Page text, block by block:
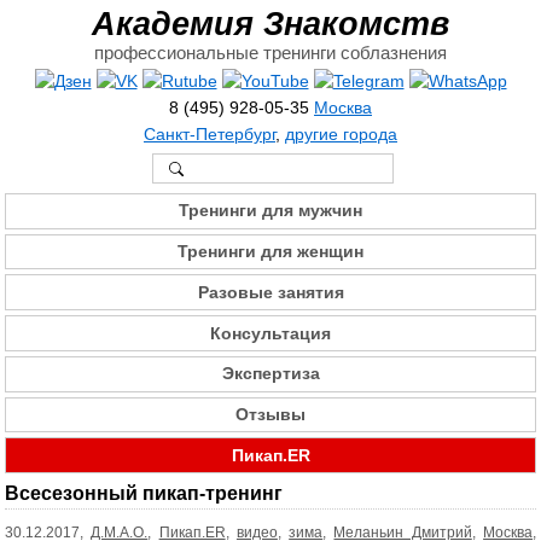
Академия Знакомств
профессиональные тренинги соблазнения
8 (495) 928-05-35 Москва
Санкт-Петербург, другие города
Тренинги для мужчин
Тренинги для женщин
Разовые занятия
Консультация
Экспертиза
Отзывы
Пикап.ER
Всесезонный пикап-тренинг
30.12.2017,Д.М.А.О., Пикап.ER, видео,зима, Меланьин Дмитрий, Москва,